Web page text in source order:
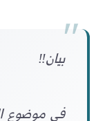
بيان‼️
في موضوع